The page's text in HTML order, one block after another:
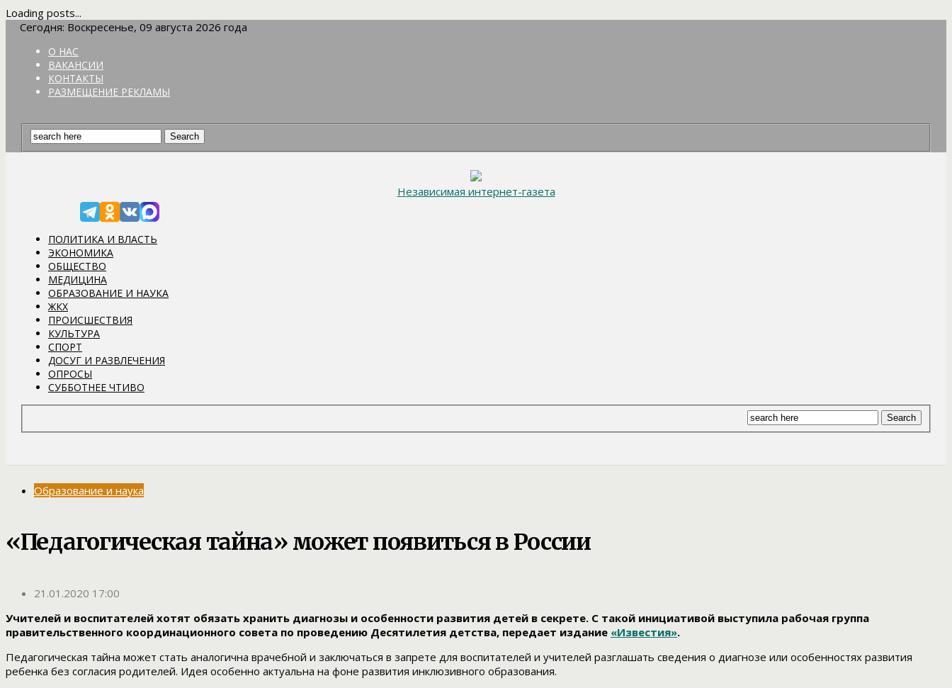
Loading posts...
Сегодня: Воскресенье, 09 августа 2026 года
О НАС
ВАКАНСИИ
КОНТАКТЫ
РАЗМЕЩЕНИЕ РЕКЛАМЫ
Независимая интернет-газета
ПОЛИТИКА И ВЛАСТЬ
ЭКОНОМИКА
ОБЩЕСТВО
МЕДИЦИНА
ОБРАЗОВАНИЕ И НАУКА
ЖКХ
ПРОИСШЕСТВИЯ
КУЛЬТУРА
СПОРТ
ДОСУГ И РАЗВЛЕЧЕНИЯ
ОПРОСЫ
СУББОТНЕЕ ЧТИВО
Образование и наука
«Педагогическая тайна» может появиться в России
21.01.2020 17:00
Учителей и воспитателей хотят обязать хранить диагнозы и особенности развития детей в секрете. С такой инициативой выступила рабочая группа
правительственного координационного совета по проведению Десятилетия детства, передает издание «Известия».
Педагогическая тайна может стать аналогична врачебной и заключаться в запрете для воспитателей и учителей разглашать сведения о диагнозе или особенностях развития
ребенка без согласия родителей. Идея особенно актуальна на фоне развития инклюзивного образования.